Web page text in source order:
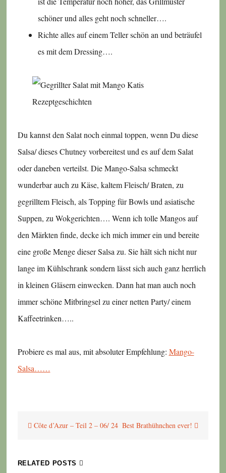
schöner und alles geht noch schneller….
Richte alles auf einem Teller schön an und beträufel
es mit dem Dressing….
Du kannst den Salat noch einmal toppen, wenn Du diese
Salsa/ dieses Chutney vorbereitest und es auf dem Salat
oder daneben verteilst. Die Mango-Salsa schmeckt
wunderbar auch zu Käse, kaltem Fleisch/ Braten, zu
gegrilltem Fleisch, als Topping für Bowls und asiatische
Suppen, zu Wokgerichten…. Wenn ich tolle Mangos auf
den Märkten finde, decke ich mich immer ein und bereite
eine große Menge dieser Salsa zu. Sie hält sich nicht nur
lange im Kühlschrank sondern lässt sich auch ganz herrlich
in kleinen Gläsern einwecken. Dann hat man auch noch
immer schöne Mitbringsel zu einer netten Party/ einem
Kaffeetrinken…..
Probiere es mal aus, mit absoluter Empfehlung: Mango-
Salsa……
Côte d’Azur – Teil 2 – 06/ 24 Best Brathühnchen ever!
RELATED POSTS